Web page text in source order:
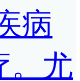
病
。尤